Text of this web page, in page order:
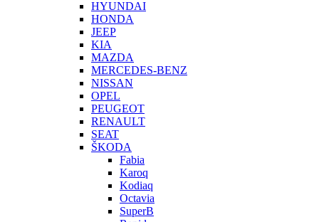
HYUNDAI
HONDA
JEEP
KIA
MAZDA
MERCEDES-BENZ
NISSAN
OPEL
PEUGEOT
RENAULT
SEAT
ŠKODA
Fabia
Karoq
Kodiaq
Octavia
SuperB